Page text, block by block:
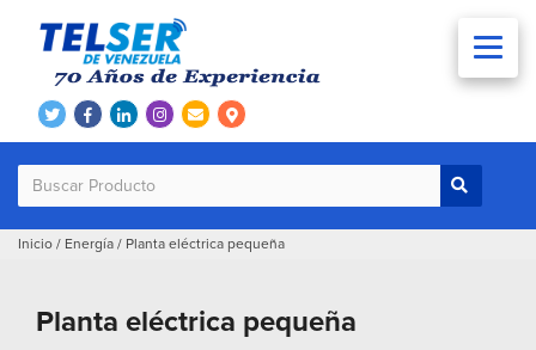
Inicio / Energía / Planta eléctrica pequeña
Planta eléctrica pequeña